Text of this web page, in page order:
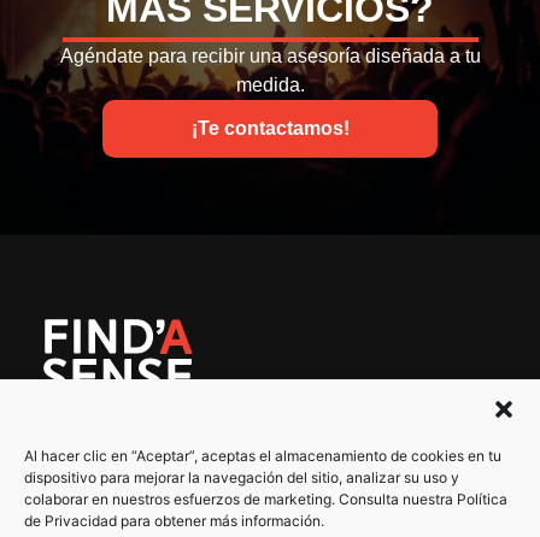
Al hacer clic en “Aceptar”, aceptas el almacenamiento de cookies en tu
dispositivo para mejorar la navegación del sitio, analizar su uso y
colaborar en nuestros esfuerzos de marketing. Consulta nuestra Política
de Privacidad para obtener más información.
MÁS SERVICIOS?
Agéndate para recibir una asesoría diseñada a tu
medida.
¡Te contactamos!
Servicios
Nuestro trabajo
Política de Privacidad
Términos de Servicio